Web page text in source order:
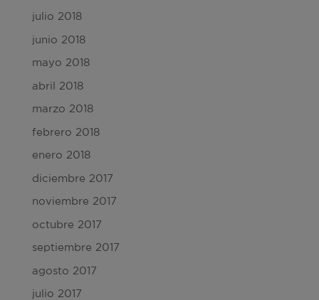
julio 2018
junio 2018
mayo 2018
abril 2018
marzo 2018
febrero 2018
enero 2018
diciembre 2017
noviembre 2017
octubre 2017
septiembre 2017
agosto 2017
julio 2017